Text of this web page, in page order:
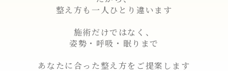
整え方も一人ひとり違います
施術だけではなく、
姿勢・呼吸・眠りまで
あなたに合った整え方をご提案します